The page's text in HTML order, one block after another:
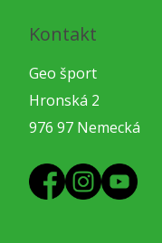
Kontakt
Geo šport
Hronská 2
976 97 Nemecká